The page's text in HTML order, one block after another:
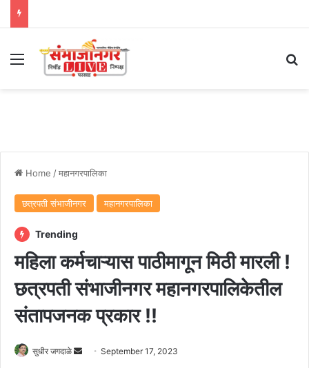
Menu
Home /महानगरपालिका
छत्रपती संभाजीनगर महानगरपालिका
Trending
महिला कर्मचाऱ्यास पाठीमागून मिठी मारली !
छत्रपती संभाजीनगर महानगरपालिकेतील
संतापजनक प्रकार !!
सुधीर जगदाळे
SendSeptember 17, 2023